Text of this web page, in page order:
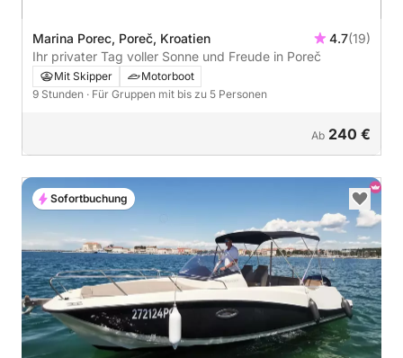
Marina Porec, Poreč, Kroatien 4.7(19)
Ihr privater Tag voller Sonne und Freude in Poreč
Mit Skipper
Motorboot
9 Stunden · Für Gruppen mit bis zu 5 Personen
Ab 240 €
Sofortbuchung